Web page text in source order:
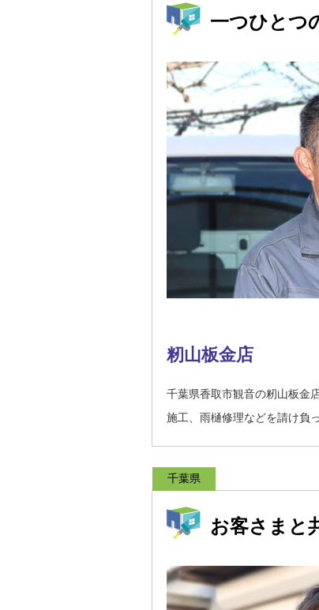
一つひとつ
籾山板金店
千葉県香取市観音の籾山板金
施工、雨樋修理などを請け負
千葉県
お客さまと